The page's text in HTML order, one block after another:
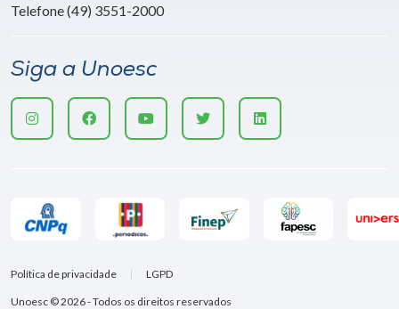
Telefone (49) 3551-2000
Siga a Unoesc
Unoesc © 2026 - Todos os direitos reservados
Política de privacidade LGPD